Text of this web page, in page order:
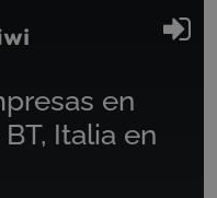
en
Italia en